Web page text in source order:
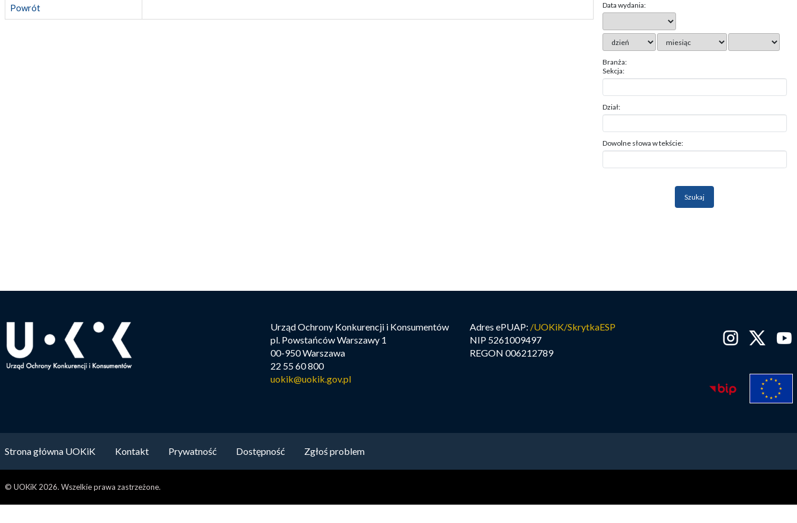
Powrót Data wydania:
Branża:
Sekcja:
Dział:
Dowolne słowa w tekście:
Urząd Ochrony Konkurencji i Konsumentów
pl. Powstańców Warszawy 1
00-950 Warszawa
22 55 60 800
uokik@uokik.gov.pl
Adres ePUAP: /UOKiK/SkrytkaESP
NIP 5261009497
REGON 006212789
Strona główna UOKiK Kontakt Prywatność Dostępność Zgłoś problem
© UOKiK 2026. Wszelkie prawa zastrzeżone.